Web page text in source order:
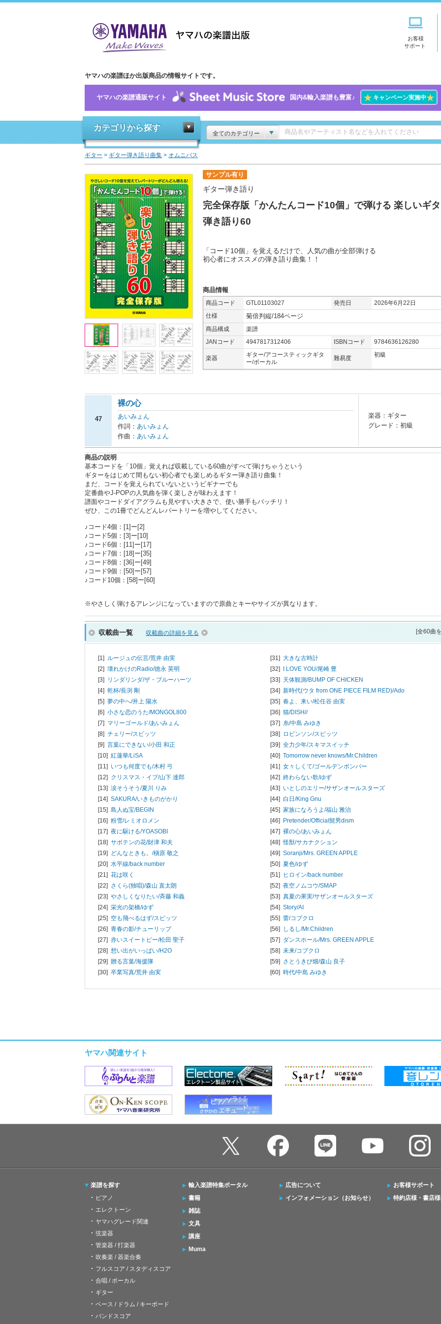
お客様
サポート
ヤマハの楽譜ほか出版商品の情報サイトです。
ヤマハの楽譜通販サイト 国内&輸入楽譜も豊富♪ ★キャンペーン実施中★
カテゴリから探す
全てのカテゴリー
ギター > ギター弾き語り曲集 > オムニバス
サンプル有り
ギター弾き語り
完全保存版「かんたんコード10個」で弾ける 楽しいギ
弾き語り60
「コード10個」を覚えるだけで、人気の曲が全部弾ける
初心者にオススメの弾き語り曲集！！
商品情報
商品コード GTL01103027 発売日
2026年6月22日
仕様
菊倍判縦/184ページ
商品構成
楽譜
JANコード
4947817312406 ISBNコード 9784636126280
楽器
ギター/アコースティックギタ
ー/ボーカル
難易度 初級
47
裸の心
あいみょん
作詞： あいみょん
作曲： あいみょん
楽器：ギター
グレード：初級
商品の説明
基本コードを「10個」覚えれば収載している60曲がすべて弾けちゃうという
ギターをはじめて間もない初心者でも楽しめるギター弾き語り曲集！
まだ、コードを覚えられていないというビギナーでも
定番曲やJ-POPの人気曲を弾く楽しさが味わえます！
譜面やコードダイアグラムも見やすい大きさで、使い勝手もバッチリ！
ぜひ、この1冊でどんどんレパートリーを増やしてください。
♪コード4個：[1]ー[2]
♪コード5個：[3]ー[10]
♪コード6個：[11]ー[17]
♪コード7個：[18]ー[35]
♪コード8個：[36]ー[49]
♪コード9個：[50]ー[57]
♪コード10個：[58]ー[60]
※やさしく弾けるアレンジになっていますので原曲とキーやサイズが異なります。
収載曲一覧 収載曲の詳細を見る [全60曲
[1] ルージュの伝言/荒井 由実
[2] 壊れかけのRadio/徳永 英明
[3] リンダリンダ/ザ・ブルーハーツ
[4] 乾杯/長渕 剛
[5] 夢の中へ/井上 陽水
[6] 小さな恋のうた/MONGOL800
[7] マリーゴールド/あいみょん
[8] チェリー/スピッツ
[9] 言葉にできない/小田 和正
[10] 紅蓮華/LiSA
[11] いつも何度でも/木村 弓
[12] クリスマス・イブ/山下 達郎
[13] 涙そうそう/夏川 りみ
[14] SAKURA/いきものがかり
[15] 島人ぬ宝/BEGIN
[16] 粉雪/レミオロメン
[17] 夜に駆ける/YOASOBI
[18] サボテンの花/財津 和夫
[19] どんなときも。/槇原 敬之
[20] 水平線/back number
[21] 花は咲く
[22] さくら(独唱)/森山 直太朗
[23] やさしくなりたい/斉藤 和義
[24] 栄光の架橋/ゆず
[25] 空も飛べるはず/スピッツ
[26] 青春の影/チューリップ
[27] 赤いスイートピー/松田 聖子
[28] 想い出がいっぱい/H2O
[29] 贈る言葉/海援隊
[30] 卒業写真/荒井 由実
[31] 大きな古時計
[32] I LOVE YOU/尾崎 豊
[33] 天体観測/BUMP OF CHICKEN
[34] 新時代(ウタ from ONE PIECE FILM RED)/Ado
[35] 春よ、来い/松任谷 由実
[36] 猫/DISH//
[37] 糸/中島 みゆき
[38] ロビンソン/スピッツ
[39] 全力少年/スキマスイッチ
[40] Tomorrow never knows/Mr.Children
[41] 女々しくて/ゴールデンボンバー
[42] 終わらない歌/ゆず
[43] いとしのエリー/サザンオールスターズ
[44] 白日/King Gnu
[45] 家族になろうよ/福山 雅治
[46] Pretender/Official髭男dism
[47] 裸の心/あいみょん
[48]怪獣/サカナクション
[49] Soranji/Mrs. GREEN APPLE
[50] 夏色/ゆず
[51] ヒロイン/back number
[52] 夜空ノムコウ/SMAP
[53] 真夏の果実/サザンオールスターズ
[54] Story/AI
[55] 蕾/コブクロ
[56] しるし/Mr.Children
[57] ダンスホール/Mrs. GREEN APPLE
[58] 未来/コブクロ
[59] さとうきび畑/森山 良子
[60] 時代/中島 みゆき
ヤマハ関連サイト
楽譜を探す
ピアノ
エレクトーン
ヤマハグレード関連
弦楽器
管楽器 / 打楽器
吹奏楽 / 器楽合奏
フルスコア / スタディスコア
合唱 / ボーカル
ギター
ベース / ドラム / キーボード
バンドスコア
輸入楽譜特集ポータル
書籍
雑誌
文具
講座
Muma
広告について
インフォメーション（お知らせ）
お客様サポート
特約店様・書店